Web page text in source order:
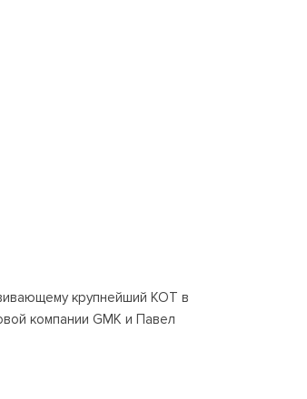
крупнейший КОТ в
компании GMK и Павел